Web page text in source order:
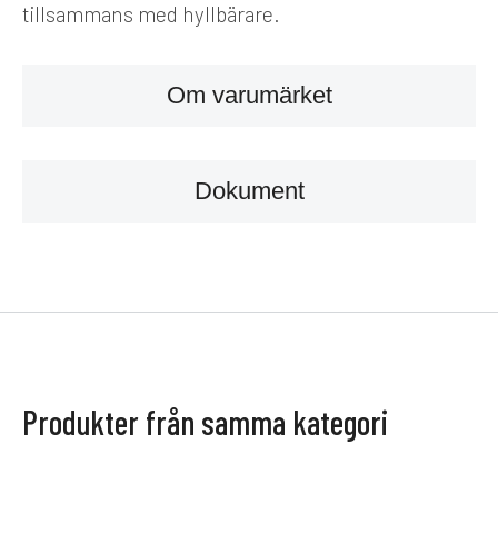
Om varumärket
Dokument
tillsammans med hyllbärare.
Produkter från samma kategori